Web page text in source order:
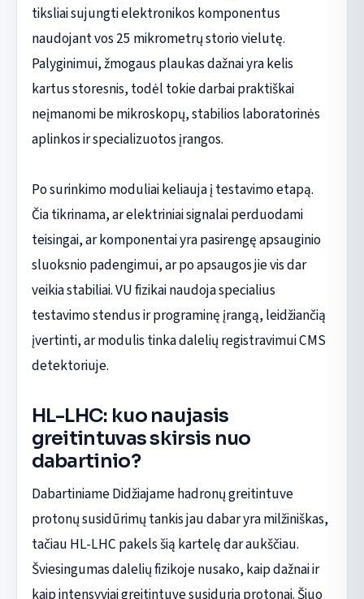
tiksliai sujungti elektronikos komponentus
naudojant vos 25 mikrometrų storio vielutę.
Palyginimui, žmogaus plaukas dažnai yra kelis
kartus storesnis, todėl tokie darbai praktiškai
neįmanomi be mikroskopų, stabilios laboratorinės
aplinkos ir specializuotos įrangos.
Po surinkimo moduliai keliauja į testavimo etapą.
Čia tikrinama, ar elektriniai signalai perduodami
teisingai, ar komponentai yra pasirengę apsauginio
sluoksnio padengimui, ar po apsaugos jie vis dar
veikia stabiliai. VU fizikai naudoja specialius
testavimo stendus ir programinę įrangą, leidžiančią
įvertinti, ar modulis tinka dalelių registravimui CMS
detektoriuje.
HL-LHC: kuo naujasis
greitintuvas skirsis nuo
dabartinio?
Dabartiniame Didžiajame hadronų greitintuve
protonų susidūrimų tankis jau dabar yra milžiniškas,
tačiau HL-LHC pakels šią kartelę dar aukščiau.
Šviesingumas dalelių fizikoje nusako, kaip dažnai ir
kaip intensyviai greitintuve susiduria protonai. Šiuo